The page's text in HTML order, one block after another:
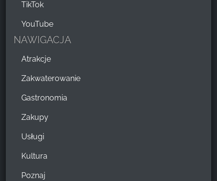
TikTok
YouTube
NAWIGACJA
Atrakcje
Zakwaterowanie
Gastronomia
Zakupy
Usługi
Kultura
Poznaj